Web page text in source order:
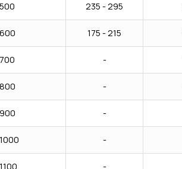
500 235 - 295
600 175 - 215
700 -
800 -
900 -
1000 -
1100 -